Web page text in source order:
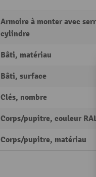
Armoire à monter avec
cylindre
Bâti, matériau
Bâti, surface
Clés, nombre
Corps/pupitre, couleur
Corps/pupitre, matériau